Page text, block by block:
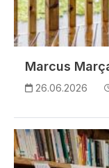
Marcus
26.06.2026
Imagem